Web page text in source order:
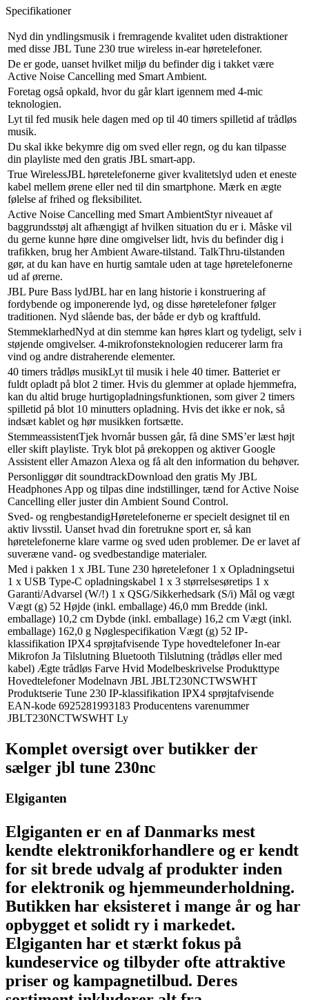
Specifikationer
Nyd din yndlingsmusik i fremragende kvalitet uden distraktioner
med disse JBL Tune 230 true wireless in-ear høretelefoner.
De er gode, uanset hvilket miljø du befinder dig i takket være
Active Noise Cancelling med Smart Ambient.
Foretag også opkald, hvor du går klart igennem med 4-mic
teknologien.
Lyt til fed musik hele dagen med op til 40 timers spilletid af trådløs
musik.
Du skal ikke bekymre dig om sved eller regn, og du kan tilpasse
din playliste med den gratis JBL smart-app.
True WirelessJBL høretelefonerne giver kvalitetslyd uden et eneste
kabel mellem ørene eller ned til din smartphone. Mærk en ægte
følelse af frihed og fleksibilitet.
Active Noise Cancelling med Smart AmbientStyr niveauet af
baggrundsstøj alt afhængigt af hvilken situation du er i. Måske vil
du gerne kunne høre dine omgivelser lidt, hvis du befinder dig i
trafikken, brug her Ambient Aware-tilstand. TalkThru-tilstanden
gør, at du kan have en hurtig samtale uden at tage høretelefonerne
ud af ørerne.
JBL Pure Bass lydJBL har en lang historie i konstruering af
fordybende og imponerende lyd, og disse høretelefoner følger
traditionen. Nyd slående bas, der både er dyb og kraftfuld.
StemmeklarhedNyd at din stemme kan høres klart og tydeligt, selv i
støjende omgivelser. 4-mikrofonsteknologien reducerer larm fra
vind og andre distraherende elementer.
40 timers trådløs musikLyt til musik i hele 40 timer. Batteriet er
fuldt opladt på blot 2 timer. Hvis du glemmer at oplade hjemmefra,
kan du altid bruge hurtigopladningsfunktionen, som giver 2 timers
spilletid på blot 10 minutters opladning. Hvis det ikke er nok, så
indsæt kablet og hør musikken fortsætte.
StemmeassistentTjek hvornår bussen går, få dine SMS’er læst højt
eller skift playliste. Tryk blot på ørekoppen og aktiver Google
Assistent eller Amazon Alexa og få alt den information du behøver.
Personliggør dit soundtrackDownload den gratis My JBL
Headphones App og tilpas dine indstillinger, tænd for Active Noise
Cancelling eller juster din Ambient Sound Control.
Sved- og rengbestandigHøretelefonerne er specielt designet til en
aktiv livsstil. Uanset hvad din foretrukne sport er, så kan
høretelefonerne klare varme og sved uden problemer. De er lavet af
suveræne vand- og svedbestandige materialer.
Med i pakken 1 x JBL Tune 230 høretelefoner 1 x Opladningsetui
1 x USB Type-C opladningskabel 1 x 3 størrelsesøretips 1 x
Garanti/Advarsel (W/!) 1 x QSG/Sikkerhedsark (S/i) Mål og vægt
Vægt (g) 52 Højde (inkl. emballage) 46,0 mm Bredde (inkl.
emballage) 10,2 cm Dybde (inkl. emballage) 16,2 cm Vægt (inkl.
emballage) 162,0 g Nøglespecifikation Vægt (g) 52 IP-
klassifikation IPX4 sprøjtafvisende Type hovedtelefoner In-ear
Mikrofon Ja Tilslutning Bluetooth Tilslutning (trådløs eller med
kabel) Ægte trådløs Farve Hvid Modelbeskrivelse Produkttype
Hovedtelefoner Modelnavn JBL JBLT230NCTWSWHT
Produktserie Tune 230 IP-klassifikation IPX4 sprøjtafvisende
EAN-kode 6925281993183 Producentens varenummer
JBLT230NCTWSWHT Ly
Komplet oversigt over butikker der
sælger jbl tune 230nc
Elgiganten
Elgiganten er en af Danmarks mest
kendte elektronikforhandlere og er kendt
for sit brede udvalg af produkter inden
for elektronik og hjemmeunderholdning.
Butikken har eksisteret i mange år og har
opbygget et solidt ry i markedet.
Elgiganten har et stærkt fokus på
kundeservice og tilbyder ofte attraktive
priser og kampagnetilbud. Deres